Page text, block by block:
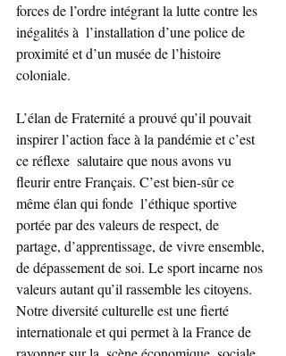
forces de l’ordre intégrant la lutte contre les
inégalités à  l’installation d’une police de
proximité et d’un musée de l’histoire
coloniale.
L’élan de Fraternité a prouvé qu’il pouvait
inspirer l’action face à la pandémie et c’est
ce réflexe  salutaire que nous avons vu
fleurir entre Français. C’est bien-sûr ce
même élan qui fonde  l’éthique sportive
portée par des valeurs de respect, de
partage, d’apprentissage, de vivre ensemble,
de dépassement de soi. Le sport incarne nos
valeurs autant qu’il rassemble les citoyens.
Notre diversité culturelle est une fierté
internationale et qui permet à la France de